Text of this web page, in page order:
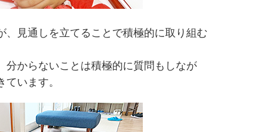
、見通しを立てることで積極的に取り組む
分からないことは積極的に質問もしなが
います。